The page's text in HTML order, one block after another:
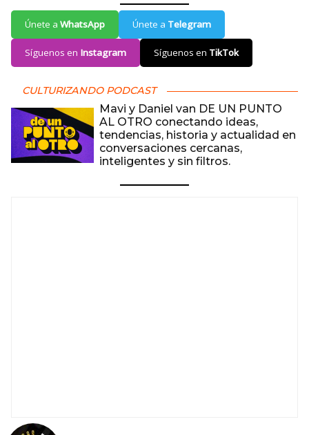
Únete a WhatsApp Únete a Telegram
Síguenos en Instagram Síguenos en TikTok
CULTURIZANDO PODCAST
Mavi y Daniel van DE UN PUNTO
AL OTRO conectando ideas,
tendencias, historia y actualidad en
conversaciones cercanas,
inteligentes y sin filtros.